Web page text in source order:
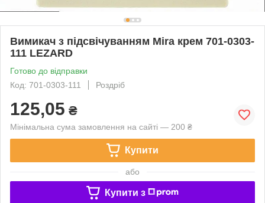
Вимикач з підсвічуванням Mira крем 701-0303-
111 LEZARD
Готово до відправки
Код: 701-0303-111
Роздріб
125,05 ₴
Мінімальна сума замовлення на сайті — 200 ₴
Купити
або
Купити з